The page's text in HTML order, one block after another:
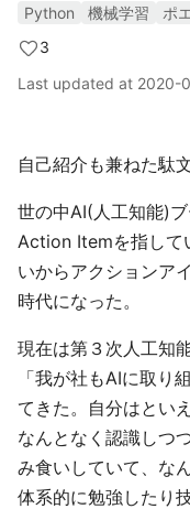
Python 機械学習 ポ
3
Last updated at 2020-
自己紹介も兼ねた駄
世の中AI(人工知能)
Action Itemを指して
いからアクションア
時代になった。
現在は第３次人工知
「我が社もAIに取り
てきた。自分はとい
なんとなく認識しつ
み食いしていて、な
体系的に勉強したり